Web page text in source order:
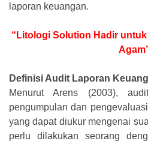
laporan keuangan.
“Litologi Solution Hadir
Definisi Audit Laporan
Menurut Arens (2003),
pengumpulan dan
yang dapat diukur mengenai
perlu dilakukan seorang